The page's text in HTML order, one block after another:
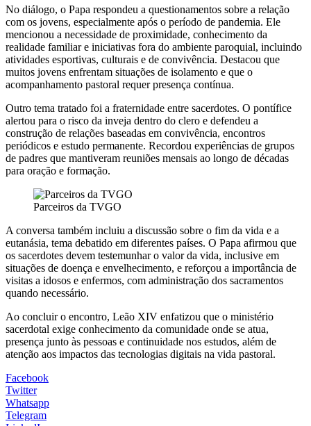
No diálogo, o Papa respondeu a questionamentos sobre a relação
com os jovens, especialmente após o período de pandemia. Ele
mencionou a necessidade de proximidade, conhecimento da
realidade familiar e iniciativas fora do ambiente paroquial, incluindo
atividades esportivas, culturais e de convivência. Destacou que
muitos jovens enfrentam situações de isolamento e que o
acompanhamento pastoral requer presença contínua.
Outro tema tratado foi a fraternidade entre sacerdotes. O pontífice
alertou para o risco da inveja dentro do clero e defendeu a
construção de relações baseadas em convivência, encontros
periódicos e estudo permanente. Recordou experiências de grupos
de padres que mantiveram reuniões mensais ao longo de décadas
para oração e formação.
Parceiros da TVGO
A conversa também incluiu a discussão sobre o fim da vida e a
eutanásia, tema debatido em diferentes países. O Papa afirmou que
os sacerdotes devem testemunhar o valor da vida, inclusive em
situações de doença e envelhecimento, e reforçou a importância de
visitas a idosos e enfermos, com administração dos sacramentos
quando necessário.
Ao concluir o encontro, Leão XIV enfatizou que o ministério
sacerdotal exige conhecimento da comunidade onde se atua,
presença junto às pessoas e continuidade nos estudos, além de
atenção aos impactos das tecnologias digitais na vida pastoral.
Facebook
Twitter
Whatsapp
Telegram